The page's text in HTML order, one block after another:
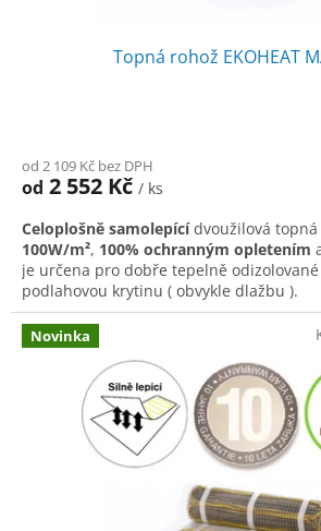
Topná rohož EKOHEAT
produktu
je
z
5
hvězdiček.
od 2 109 Kč bez DPH
od 2 552 Kč / ks
Celoplošně samolepícídvoužilová topná
100W/m², 100% ochranným opletením
je určena pro dobře tepelně
podlahovou krytinu ( obvykle dlažbu ).
Novinka